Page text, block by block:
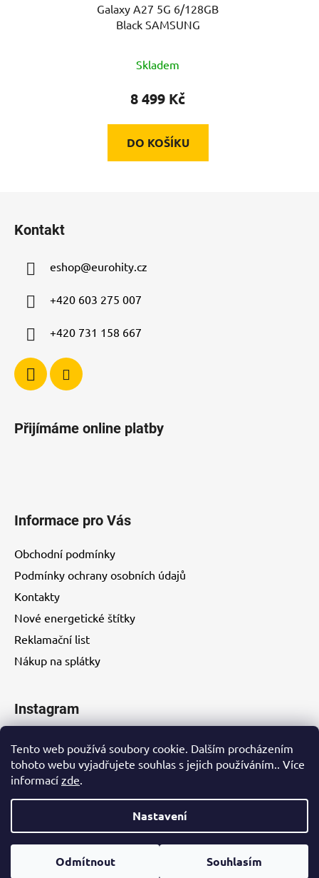
Tento web používá soubory cookie. Dalším procházením
tohoto webu vyjadřujete souhlas s jejich používáním.. Více
informací zde.
Nastavení
Odmítnout Souhlasím
Galaxy A27 5G 6/128GB
Black SAMSUNG
Skladem
8 499 Kč
DO KOŠÍKU
Kontakt
eshop@eurohity.cz
+420 603 275 007
+420 731 158 667
Přijímáme online platby
Informace pro Vás
Obchodní podmínky
Podmínky ochrany osobních údajů
Kontakty
Nové energetické štítky
Reklamační list
Nákup na splátky
Instagram
Vytvořil Shoptet
Copyright 2026
. Všechna práva